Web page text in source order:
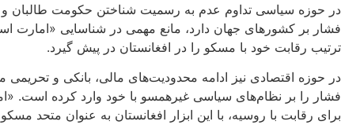
در حوزه سیاسی تداوم عدم به رسمیت شناختن حکومت طالبان و
فشار بر کشورهای جهان دارد، مانع مهمی در شناسایی «امارت
ترتیب رقابت خود با مسکو را در افغانستان در پیش گیرد.
در حوزه اقتصادی نیز ادامه محدودیت‌های مالی، بانکی و تحریمی
فشار را بر نظام‌های سیاسی غیرهمسو با خود وارد کرده است.
برای رقابت با روسیه، با این ابزار افغانستان به عنوان متحد